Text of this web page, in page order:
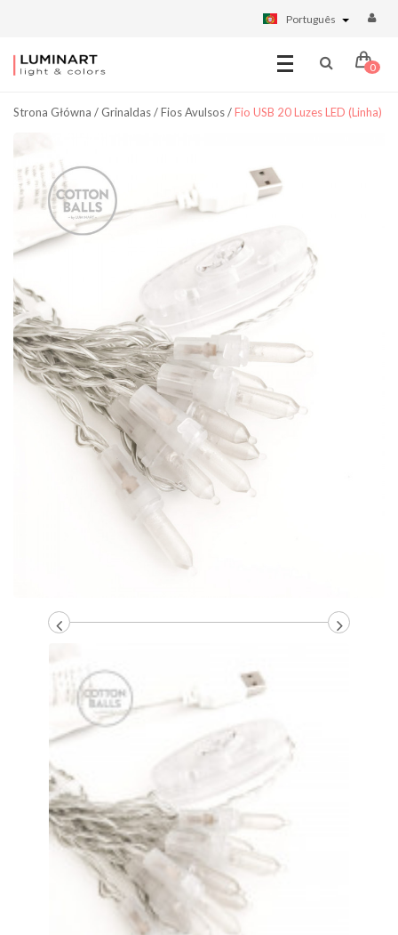
Português
0
Strona Główna / Grinaldas/Fios Avulsos/Fio USB 20 Luzes LED (linha)